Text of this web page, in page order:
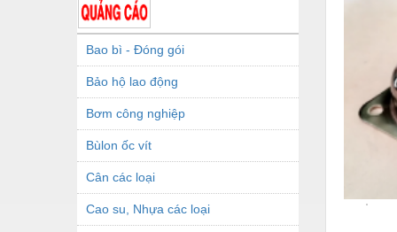
Bao bì - Đóng gói
Bảo hộ lao động
Bơm công nghiệp
Bùlon ốc vít
Cân các loại
Cao su, Nhựa các loại